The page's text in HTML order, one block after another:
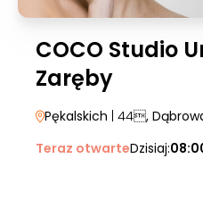
COCO Studio
Zaręby
Pękalskich | 44,
Teraz otwarteDzisiaj: